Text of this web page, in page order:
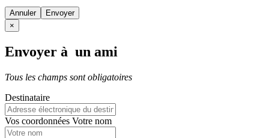
Annuler
×
Envoyer à un ami
Tous les champs sont obligatoires
Destinataire
Vos coordonnées Votre nom